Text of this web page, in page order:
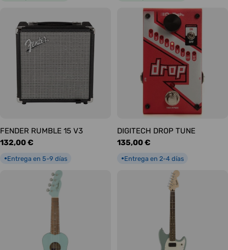
FENDER RUMBLE 15 V3
Precio
132,00 €
●Entrega en 5-9 días
DIGITECH DROP TUNE
Precio
135,00 €
●Entrega en 2-4 días